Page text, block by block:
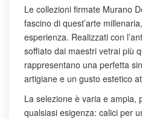
Le collezioni firmate Murano
fascino di quest’arte
esperienza. Realizzati con
soffiato dai maestri vetrai più
rappresentano una perfetta
artigiane e un gusto estetico
La selezione è varia e ampia,
qualsiasi esigenza: calici per